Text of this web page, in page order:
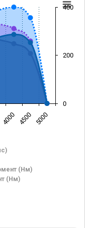
(Нм)
(Нм)
4000 4500 5000
0
200
400